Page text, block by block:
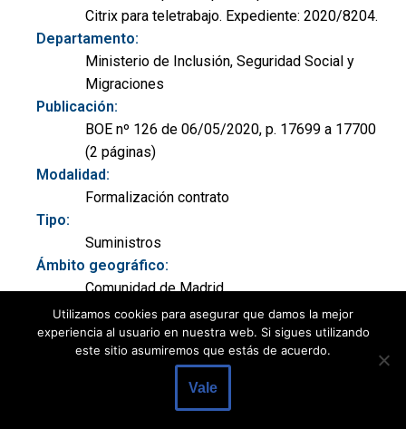
Citrix para teletrabajo. Expediente: 2020/8204.
Departamento:
Ministerio de Inclusión, Seguridad Social y
Migraciones
Publicación:
BOE nº 126 de 06/05/2020, p. 17699 a 17700
(2 páginas)
Modalidad:
Formalización contrato
Tipo:
Suministros
Ámbito geográfico:
Comunidad de Madrid
CPV:
48000000 Paquetes de software y sistemas
de información
Utilizamos cookies para asegurar que damos la mejor
experiencia al usuario en nuestra web. Si sigues utilizando
este sitio asumiremos que estás de acuerdo.
Vale